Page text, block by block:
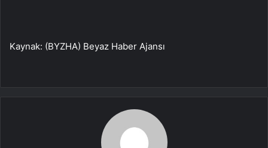
Kaynak: (BYZHA) Beyaz Haber Ajansı